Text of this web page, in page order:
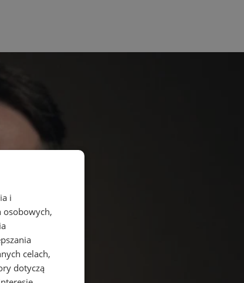
i
osobowych,
celach,
dotyczą